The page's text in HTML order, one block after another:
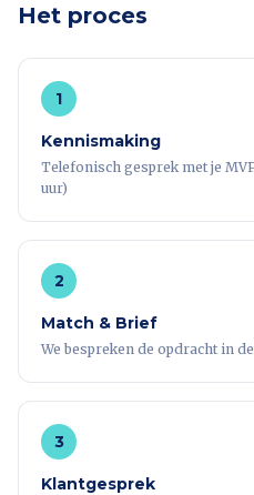
Het proces
1
Kennismaking
Telefonisch gesprek met je
uur)
2
Match & Brief
We bespreken de opdracht in
3
Klantgesprek